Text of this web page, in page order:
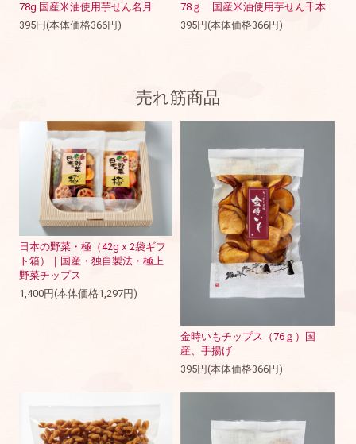
78g 国産米油使用芋せん名月
395円(本体価格366円)
78ｇ 国産米油使用芋せん千本
395円(本体価格366円)
売れ筋商品
日本の野菜・極（42gｘ2袋ギフ
ト箱）｜国産・独自製法・極上
野菜チップス
1,400円(本体価格1,297円)
金時いもチップス（76ｇ）国
産、手揚げ
395円(本体価格366円)